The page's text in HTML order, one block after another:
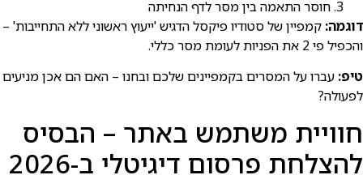
חוסר התאמה בין מסר לדף הנחיתה
דוגמה: קמפיין של סטודיו פיקסל הדגיש 'ייעוץ ראשוני ללא התחייבות' –
והכפיל פי 2 את הפניות לעומת מסר כללי.
טיפ: עברו על המסרים בקמפיינים שלכם ובחנו – האם הם אכן מניעים
לפעולה?
חוויית משתמש באתר – הבסיס
להצלחת פרסום דיגיטלי ב-2026